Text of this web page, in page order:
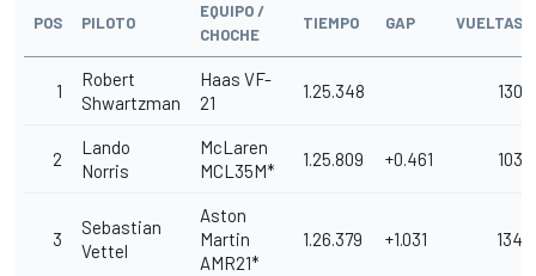
POS PILOTO
EQUIPO /
CHOCHE
TIEMPO GAP VUELTAS
1
Robert
Shwartzman
Haas VF-
21
1.25.348 130
2
Lando
Norris
McLaren
MCL35M*
1.25.809 +0.461 103
3
Sebastian
Vettel
Aston
Martin
AMR21*
1.26.379 +1.031 134